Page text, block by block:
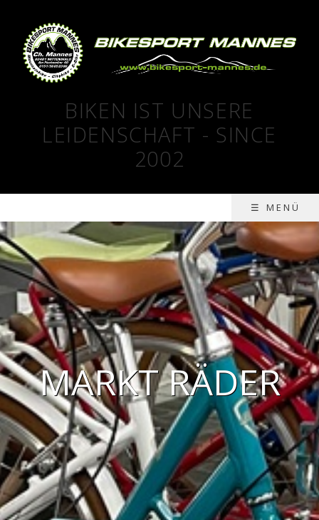
BIKEN IST UNSERE
LEIDENSCHAFT - SINCE
2002
☰ MENÜ
MARKT RÄDER